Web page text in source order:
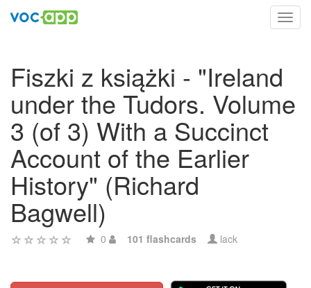
Fiszki z książki - "Ireland
under the Tudors. Volume
3 (of 3) With a Succinct
Account of the Earlier
History" (Richard
Bagwell)
0 101 flashcards lack